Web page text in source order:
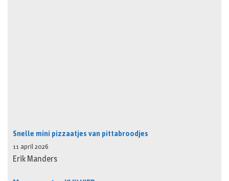
Snelle mini pizzaatjes van pittabroodjes
11 april 2026
Erik Manders